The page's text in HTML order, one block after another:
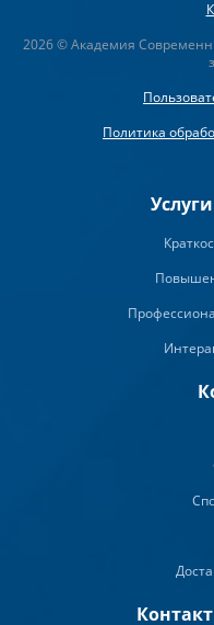
2026 © Академия
Политика